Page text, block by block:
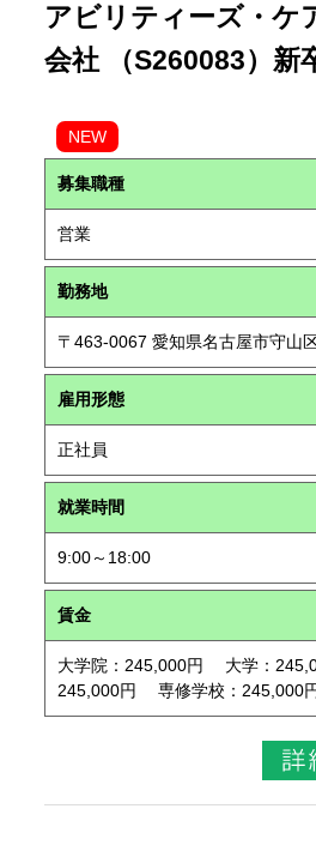
アビリティーズ・ケ
会社 （S260083）新
NEW
募集職種
営業
勤務地
〒463-0067 愛知県名古屋市守山
雇用形態
正社員
就業時間
9:00～18:00
賃金
大学院：245,000円 大学：
245,000円 専修学校：245,000